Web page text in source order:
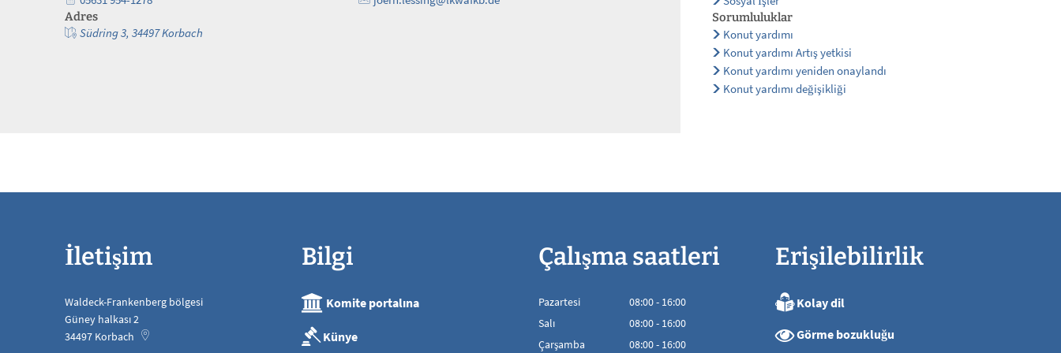
Adres
Südring 3, 34497 Korbach
Sorumluluklar
Konut yardımı
Konut yardımı Artış yetkisi
Konut yardımı yeniden onaylandı
Konut yardımı değişikliği
İletişim
Waldeck-Frankenberg bölgesi
Güney halkası 2
34497 Korbach
Bilgi
Komite portalına
Künye
Çalışma saatleri
Pazartesi 08:00- 16:00
08:00'den 16:00'ya kadar
Salı 08:00- 16:00
08:00'den 16:00'ya kadar
Çarşamba 08:00- 16:00
Erişilebilirlik
Kolay dil
Görme bozukluğu